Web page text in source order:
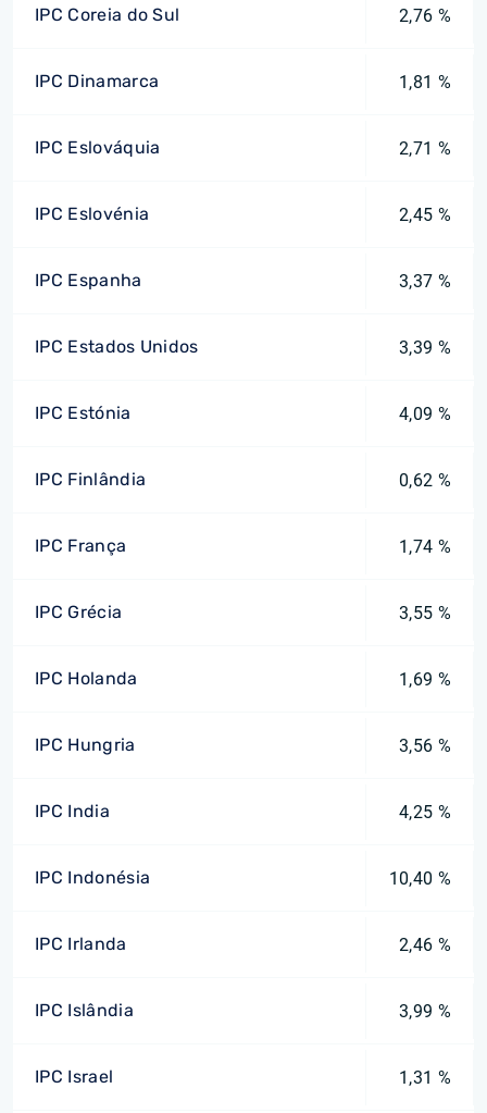
IPC Coreia do Sul 2,76 %
IPC Dinamarca 1,81 %
IPC Eslováquia 2,71 %
IPC Eslovénia 2,45 %
IPC Espanha 3,37 %
IPC Estados Unidos 3,39 %
IPC Estónia 4,09 %
IPC Finlândia 0,62 %
IPC França 1,74 %
IPC Grécia 3,55 %
IPC Holanda 1,69 %
IPC Hungria 3,56 %
IPC India 4,25 %
IPC Indonésia 10,40 %
IPC Irlanda 2,46 %
IPC Islândia 3,99 %
IPC Israel 1,31 %